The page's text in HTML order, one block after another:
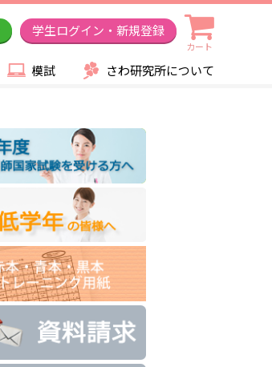
学生ログイン・新規登録
カート
模試 さわ研究所について